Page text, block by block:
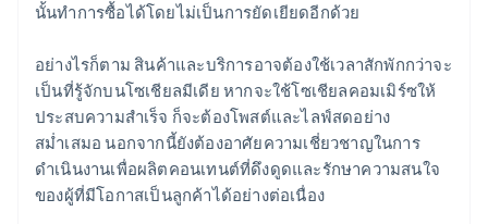
นั้นทำการซื้อได้โดยไม่เป็นการยัดเยียดอีกด้วย
อย่างไรก็ตาม สินค้าและบริการอาจต้องใช้เวลาสักพักกว่าจะ
เป็นที่รู้จักบนโซเชียลมีเดีย หากจะใช้โซเชียลคอมเมิร์ซให้
ประสบความสำเร็จ ก็จะต้องโพสต์และไลฟ์สดอย่าง
สม่ำเสมอ นอกจากนี้ยังต้องอาศัยความเชี่ยวชาญในการ
ดำเนินงานเพื่อผลิตคอนเทนต์ที่ดึงดูดและรักษาความสนใจ
ของผู้ที่มีโอกาสเป็นลูกค้าได้อย่างต่อเนื่อง